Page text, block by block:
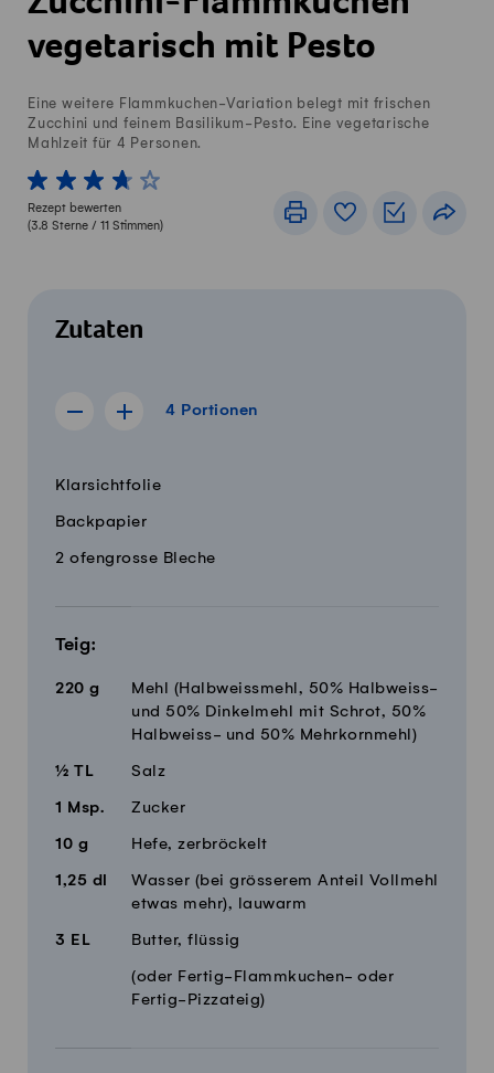
vegetarisch mit Pesto
Eine weitere Flammkuchen-Variation belegt mit frischen
Zucchini und feinem Basilikum-Pesto. Eine vegetarische
Mahlzeit für 4 Personen.
1 von 5 Sterne
2 von 5 Sterne
3 von 5 Sterne
4 von 5 Sterne
5 von 5 Sterne
Rezept bewerten
(3.8 Sterne / 11 Stimmen)
DruckenRezeptbuch
Zutaten
4 Portionen
Rezept für 3 Portionen anzeigen
Rezept für 5 Portionen anzeigen
4 Portionen
MengeZutaten
Klarsichtfolie
Backpapier
2 ofengrosse Bleche
Teig:
220 g
Mehl (Halbweissmehl, 50% Halbweiss-
und 50% Dinkelmehl mit Schrot, 50%
Halbweiss- und 50% Mehrkornmehl)
½ TL Salz
1 Msp. Zucker
10 g Hefe, zerbröckelt
1,25 dl
Wasser (bei grösserem Anteil Vollmehl
etwas mehr), lauwarm
3 EL Butter, flüssig
(oder Fertig-Flammkuchen- oder
Fertig-Pizzateig)